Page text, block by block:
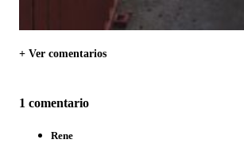
+ Ver comentarios
1 comentario
Rene